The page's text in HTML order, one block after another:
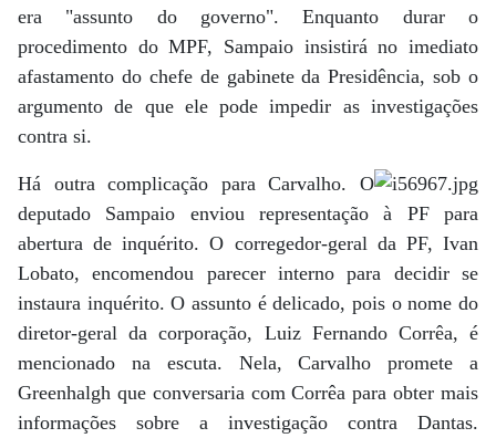
era "assunto do governo". Enquanto durar o
procedimento do MPF, Sampaio insistirá no imediato
afastamento do chefe de gabinete da Presidência, sob o
argumento de que ele pode impedir as investigações
contra si.
Há outra complicação para Carvalho. O
deputado Sampaio enviou representação à PF para
abertura de inquérito. O corregedor-geral da PF, Ivan
Lobato, encomendou parecer interno para decidir se
instaura inquérito. O assunto é delicado, pois o nome do
diretor-geral da corporação, Luiz Fernando Corrêa, é
mencionado na escuta. Nela, Carvalho promete a
Greenhalgh que conversaria com Corrêa para obter mais
informações sobre a investigação contra Dantas.